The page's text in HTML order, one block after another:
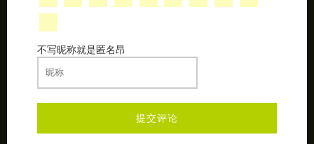
不写昵称就是匿名昂